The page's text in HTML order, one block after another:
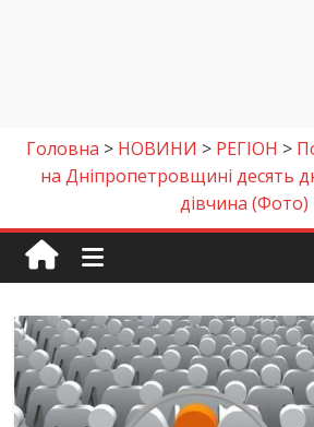
Головна > НОВИНИ > РЕГІОН >
на Дніпропетровщині десять
дівчина (Фото)